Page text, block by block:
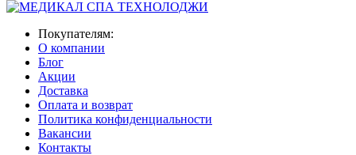
Покупателям:
О компании
Блог
Акции
Доставка
Оплата и возврат
Политика конфиденциальности
Вакансии
Контакты